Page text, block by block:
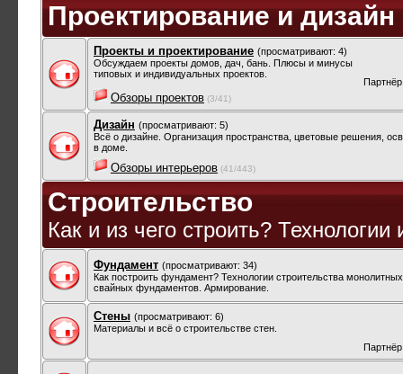
Проектирование и дизайн
Проекты и проектирование (просматривают: 4)
Обсуждаем проекты домов, дач, бань. Плюсы и минусы
типовых и индивидуальных проектов.
Обзоры проектов (3/41)
Дизайн (просматривают: 5)
Всё о дизайне. Организация пространства, цветовые решения,
в доме.
Обзоры интерьеров (41/443)
Строительство
Как и из чего строить?
Фундамент (просматривают: 34)
Как построить фундамент? Технологии строительства
свайных фундаментов. Армирование.
Стены (просматривают: 6)
Материалы и всё о строительстве стен.